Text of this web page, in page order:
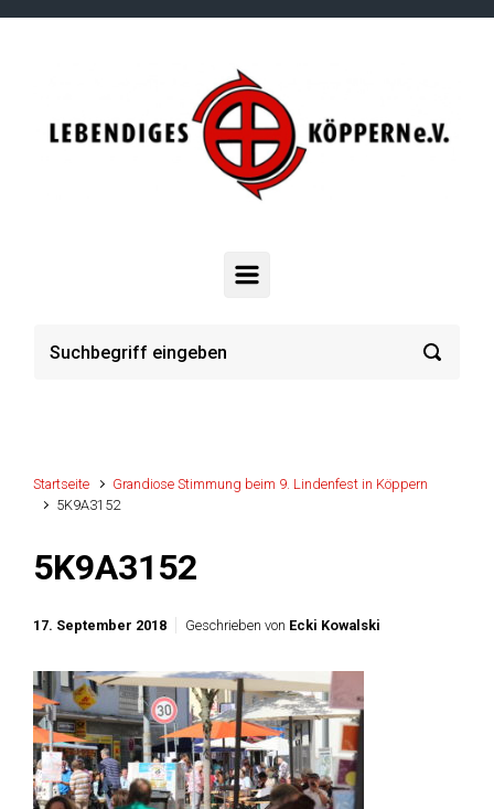
Zum Hauptinhalt springen
Startseite
Grandiose Stimmung beim 9. Lindenfest in Köppern
5K9A3152
5K9A3152
17. September 2018 Geschrieben von Ecki Kowalski